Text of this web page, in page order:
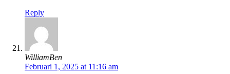
Reply
WilliamBen
Februari 1, 2025 at 11:16 am